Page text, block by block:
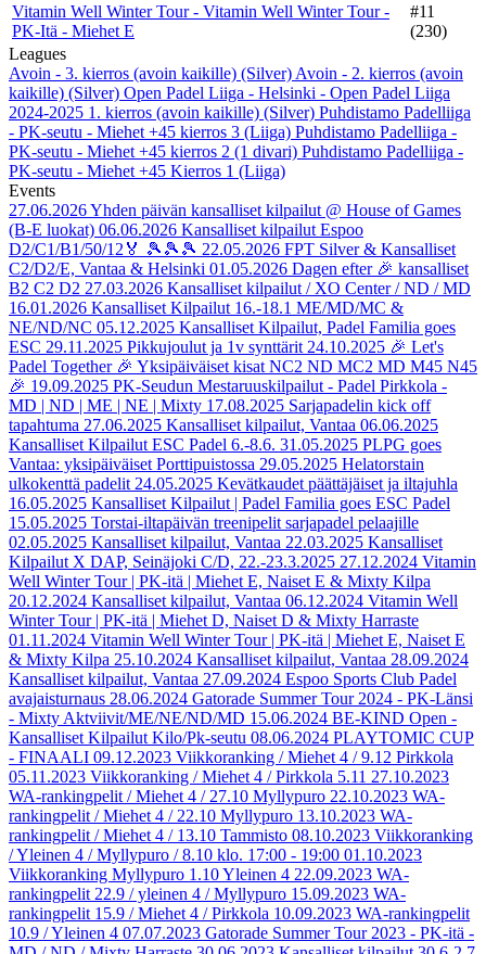
Vitamin Well Winter Tour - Vitamin Well Winter Tour -
PK-Itä - Miehet E
#11
(230)
Leagues
Avoin - 3. kierros (avoin kaikille) (Silver) Avoin - 2. kierros (avoin
kaikille) (Silver) Open Padel Liiga - Helsinki - Open Padel Liiga
2024-2025 1. kierros (avoin kaikille) (Silver) Puhdistamo Padelliiga
- PK-seutu - Miehet +45 kierros 3 (Liiga) Puhdistamo Padelliiga -
PK-seutu - Miehet +45 kierros 2 (1 divari) Puhdistamo Padelliiga -
PK-seutu - Miehet +45 Kierros 1 (Liiga)
Events
27.06.2026Yhden päivän kansalliset kilpailut @ House of Games
(B-E luokat) 06.06.2026 Kansalliset kilpailut Espoo
D2/C1/B1/50/12🏅 🎾🎾🎾 22.05.2026 FPT Silver & Kansalliset
C2/D2/E, Vantaa & Helsinki 01.05.2026 Dagen efter 🎉 kansalliset
B2 C2 D2 27.03.2026 Kansalliset kilpailut / XO Center / ND / MD
16.01.2026 Kansalliset Kilpailut 16.-18.1 ME/MD/MC &
NE/ND/NC 05.12.2025 Kansalliset Kilpailut, Padel Familia goes
ESC 29.11.2025 Pikkujoulut ja 1v synttärit 24.10.2025 🎉 Let's
Padel Together 🎉 Yksipäiväiset kisat NC2 ND MC2 MD M45 N45
🎉 19.09.2025 PK-Seudun Mestaruuskilpailut - Padel Pirkkola -
MD | ND | ME | NE | Mixty 17.08.2025 Sarjapadelin kick off
tapahtuma 27.06.2025 Kansalliset kilpailut, Vantaa 06.06.2025
Kansalliset Kilpailut ESC Padel 6.-8.6. 31.05.2025 PLPG goes
Vantaa: yksipäiväiset Porttipuistossa 29.05.2025 Helatorstain
ulkokenttä padelit 24.05.2025 Kevätkaudet päättäjäiset ja iltajuhla
16.05.2025 Kansalliset Kilpailut | Padel Familia goes ESC Padel
15.05.2025 Torstai-iltapäivän treenipelit sarjapadel pelaajille
02.05.2025 Kansalliset kilpailut, Vantaa 22.03.2025 Kansalliset
Kilpailut X DAP, Seinäjoki C/D, 22.-23.3.2025 27.12.2024 Vitamin
Well Winter Tour | PK-itä | Miehet E, Naiset E & Mixty Kilpa
20.12.2024 Kansalliset kilpailut, Vantaa 06.12.2024 Vitamin Well
Winter Tour | PK-itä | Miehet D, Naiset D & Mixty Harraste
01.11.2024 Vitamin Well Winter Tour | PK-itä | Miehet E, Naiset E
& Mixty Kilpa 25.10.2024 Kansalliset kilpailut, Vantaa 28.09.2024
Kansalliset kilpailut, Vantaa 27.09.2024 Espoo Sports Club Padel
avajaisturnaus 28.06.2024 Gatorade Summer Tour 2024 - PK-Länsi
- Mixty Aktviivit/ME/NE/ND/MD 15.06.2024 BE-KIND Open -
Kansalliset Kilpailut Kilo/Pk-seutu 08.06.2024 PLAYTOMIC CUP
- FINAALI 09.12.2023 Viikkoranking / Miehet 4 / 9.12 Pirkkola
05.11.2023 Viikkoranking / Miehet 4 / Pirkkola 5.11 27.10.2023
WA-rankingpelit / Miehet 4 / 27.10 Myllypuro 22.10.2023 WA-
rankingpelit / Miehet 4 / 22.10 Myllypuro 13.10.2023 WA-
rankingpelit / Miehet 4 / 13.10 Tammisto 08.10.2023 Viikkoranking
/ Yleinen 4 / Myllypuro / 8.10 klo. 17:00 - 19:00 01.10.2023
Viikkoranking Myllypuro 1.10 Yleinen 4 22.09.2023 WA-
rankingpelit 22.9 / yleinen 4 / Myllypuro 15.09.2023 WA-
rankingpelit 15.9 / Miehet 4 / Pirkkola 10.09.2023 WA-rankingpelit
10.9 / Yleinen 4 07.07.2023 Gatorade Summer Tour 2023 - PK-itä -